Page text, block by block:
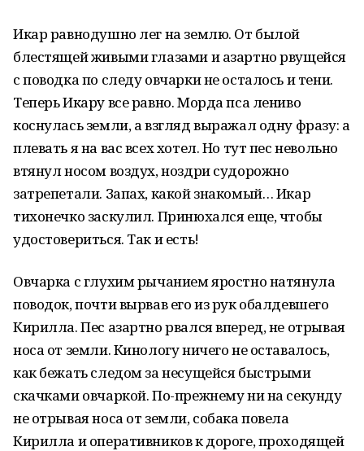
Икар равнодушно лег на землю. От былой
блестящей живыми глазами и азартно рвущейся
с поводка по следу овчарки не осталось и тени.
Теперь Икару все равно. Морда пса лениво
коснулась земли, а взгляд выражал одну фразу: а
плевать я на вас всех хотел. Но тут пес невольно
втянул носом воздух, ноздри судорожно
затрепетали. Запах, какой знакомый… Икар
тихонечко заскулил. Принюхался еще, чтобы
удостовериться. Так и есть!
Овчарка с глухим рычанием яростно натянула
поводок, почти вырвав его из рук обалдевшего
Кирилла. Пес азартно рвался вперед, не отрывая
носа от земли. Кинологу ничего не оставалось,
как бежать следом за несущейся быстрыми
скачками овчаркой. По-прежнему ни на секунду
не отрывая носа от земли, собака повела
Кирилла и оперативников к дороге, проходящей